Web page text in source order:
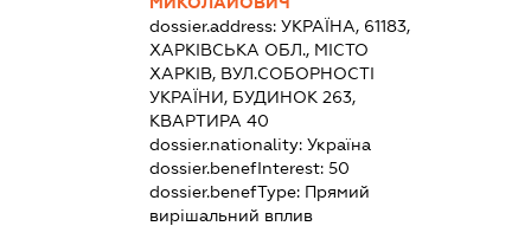
dossier.address: УКРАЇНА, 61183,
ХАРКІВСЬКА ОБЛ., МІСТО
ХАРКІВ, ВУЛ.СОБОРНОСТІ
УКРАЇНИ, БУДИНОК 263,
КВАРТИРА 40
dossier.nationality: Україна
dossier.benefInterest: 50
dossier.benefType: Прямий
вирішальний вплив